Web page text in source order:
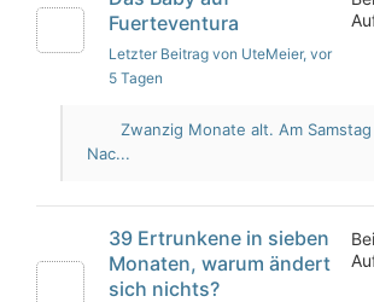
Fuerteventura
Letzter Beitrag von UteMeier, vor
5 Tagen
Zwanzig Monate alt. Am
Nac...
39 Ertrunkene in sieben
Monaten, warum ändert
sich nichts?